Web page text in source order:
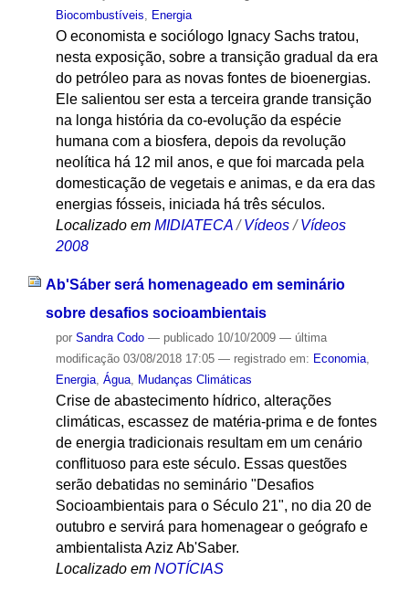
Biocombustíveis
Energia
O economista e sociólogo Ignacy Sachs tratou,
nesta exposição, sobre a transição gradual da era
do petróleo para as novas fontes de bioenergias.
Ele salientou ser esta a terceira grande transição
na longa história da co-evolução da espécie
humana com a biosfera, depois da revolução
neolítica há 12 mil anos, e que foi marcada pela
domesticação de vegetais e animas, e da era das
energias fósseis, iniciada há três séculos.
Localizado em MIDIATECA /Vídeos /Vídeos
2008
Ab'Sáber será homenageado em seminário
sobre desafios socioambientais
por Sandra Codo — publicado10/10/2009 — última
modificação03/08/2018 17:05 — registrado em: Economia,
Energia, Água, Mudanças Climáticas
Crise de abastecimento hídrico, alterações
climáticas, escassez de matéria-prima e de fontes
de energia tradicionais resultam em um cenário
conflituoso para este século. Essas questões
serão debatidas no seminário "Desafios
Socioambientais para o Século 21", no dia 20 de
outubro e servirá para homenagear o geógrafo e
ambientalista Aziz Ab'Saber.
Localizado em NOTÍCIAS